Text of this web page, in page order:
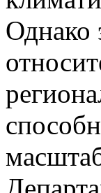
Однако